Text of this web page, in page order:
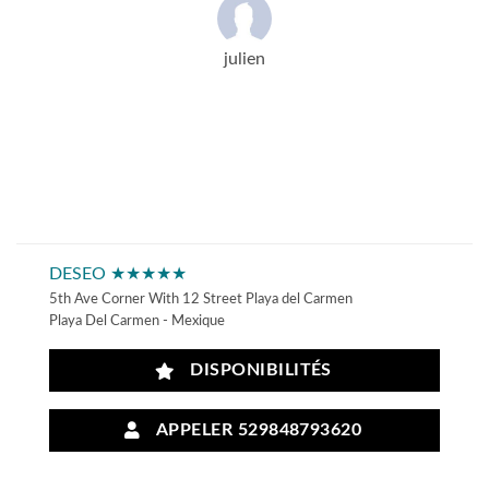
julien
DESEO ★★★★★
5th Ave Corner With 12 Street Playa del Carmen
Playa Del Carmen - Mexique
DISPONIBILITÉS
APPELER 529848793620